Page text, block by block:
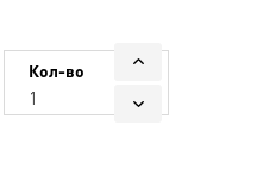
Кол-во
1